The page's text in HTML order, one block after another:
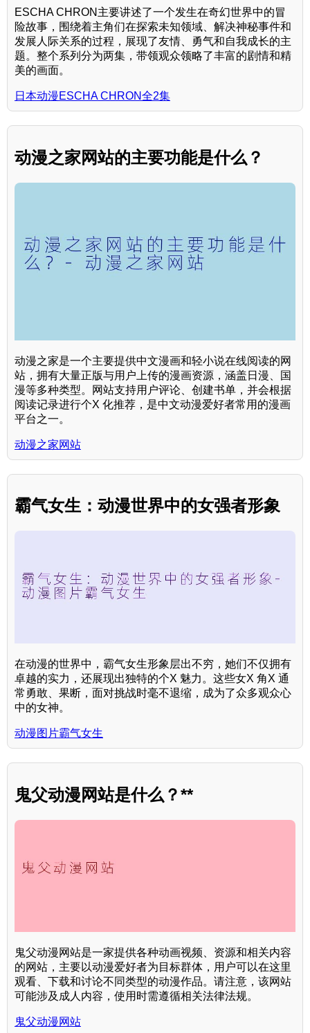
ESCHA CHRON主要讲述了一个发生在奇幻世界中的冒
险故事，围绕着主角们在探索未知领域、解决神秘事件和
发展人际关系的过程，展现了友情、勇气和自我成长的主
题。整个系列分为两集，带领观众领略了丰富的剧情和精
美的画面。
日本动漫ESCHA CHRON全2集
动漫之家网站的主要功能是什么？
动漫之家是一个主要提供中文漫画和轻小说在线阅读的网
站，拥有大量正版与用户上传的漫画资源，涵盖日漫、国
漫等多种类型。网站支持用户评论、创建书单，并会根据
阅读记录进行个X 化推荐，是中文动漫爱好者常用的漫画
平台之一。
动漫之家网站
霸气女生：动漫世界中的女强者形象
在动漫的世界中，霸气女生形象层出不穷，她们不仅拥有
卓越的实力，还展现出独特的个X 魅力。这些女X 角X 通
常勇敢、果断，面对挑战时毫不退缩，成为了众多观众心
中的女神。
动漫图片霸气女生
鬼父动漫网站是什么？**
鬼父动漫网站是一家提供各种动画视频、资源和相关内容
的网站，主要以动漫爱好者为目标群体，用户可以在这里
观看、下载和讨论不同类型的动漫作品。请注意，该网站
可能涉及成人内容，使用时需遵循相关法律法规。
鬼父动漫网站